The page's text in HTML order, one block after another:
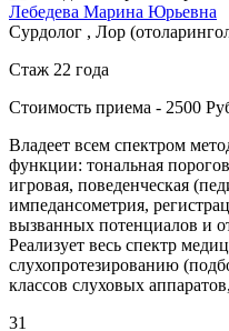
Лебедева Марина Юрьевна
Сурдолог , Лор
Стаж 22 года
Стоимость приема - 2500
Владеет всем спектром
функции: тональная
игровая, поведенческая
импедансометрия,
вызванных потенциалов и
Реализует весь спектр
слухопротезированию
классов слуховых
31